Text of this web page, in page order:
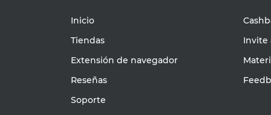
Inicio
Tiendas
Extensión de navegador
Reseñas
Soporte
Invite